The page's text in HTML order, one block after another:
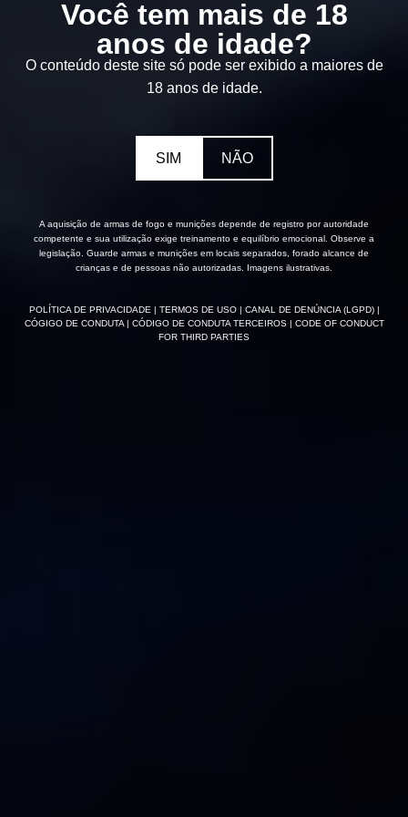
Você tem mais de 18
anos de idade?
O conteúdo deste site só pode ser exibido a maiores de
18 anos de idade.
SIM NÃO
A aquisição de armas de fogo e munições depende de registro por autoridade
competente e sua utilização exige treinamento e equilíbrio emocional. Observe a
legislação. Guarde armas e munições em locais separados, forado alcance de
crianças e de pessoas não autorizadas. Imagens ilustrativas.
POLÍTICA DE PRIVACIDADE | TERMOS DE USO | CANAL DE DENÚNCIA (LGPD) |
CÓGIGO DE CONDUTA | CÓDIGO DE CONDUTA TERCEIROS | CODE OF CONDUCT
FOR THIRD PARTIES